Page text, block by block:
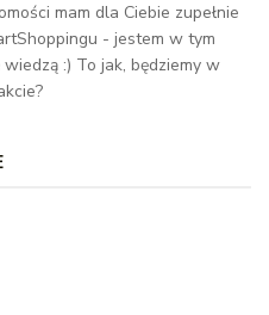
mam dla Ciebie zupełnie
- jestem w tym
:) To jak, będziemy w